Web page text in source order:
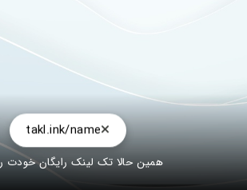
takl.ink/name
همین حالا تک لینک رایگان خودت